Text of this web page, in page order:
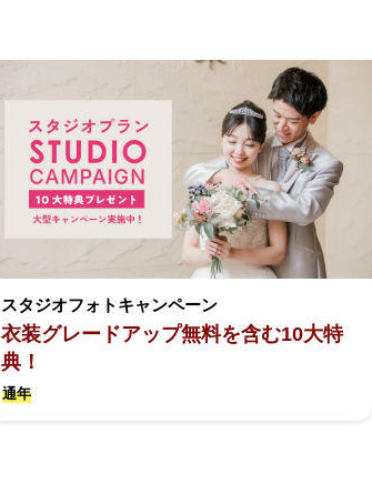
スタジオフォトキャンペーン
衣装グレードアップ無料を含む10大特
典！
通年